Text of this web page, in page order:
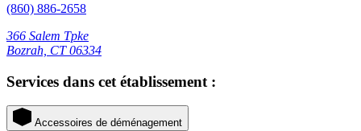
(860) 886-2658
366 Salem Tpke
Bozrah, CT 06334
Services dans cet établissement :
Accessoires de déménagement